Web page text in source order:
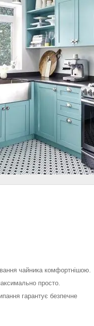
чайника комфортнішою.
просто.
гарантує безпечне